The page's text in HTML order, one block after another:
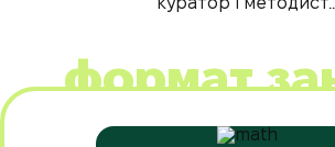
формат